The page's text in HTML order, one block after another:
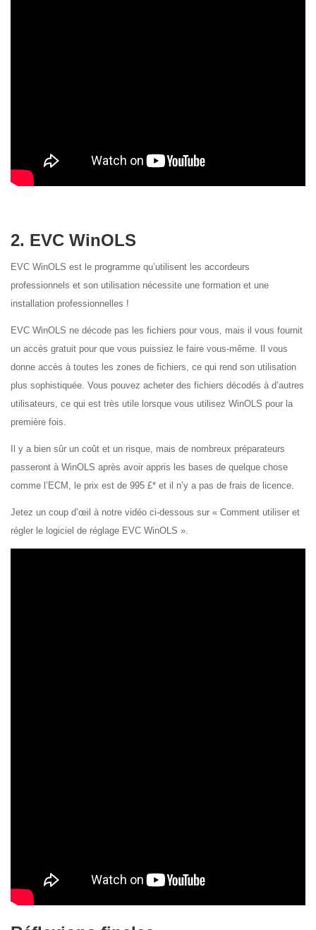
2. EVC WinOLS
EVC WinOLS est le programme qu’utilisent les accordeurs
professionnels et son utilisation nécessite une formation et une
installation professionnelles !
EVC WinOLS ne décode pas les fichiers pour vous, mais il vous fournit
un accès gratuit pour que vous puissiez le faire vous-même. Il vous
donne accès à toutes les zones de fichiers, ce qui rend son utilisation
plus sophistiquée. Vous pouvez acheter des fichiers décodés à d’autres
utilisateurs, ce qui est très utile lorsque vous utilisez WinOLS pour la
première fois.
Il y a bien sûr un coût et un risque, mais de nombreux préparateurs
passeront à WinOLS après avoir appris les bases de quelque chose
comme l’ECM, le prix est de 995 £* et il n’y a pas de frais de licence.
Jetez un coup d’œil à notre vidéo ci-dessous sur « Comment utiliser et
régler le logiciel de réglage EVC WinOLS ».